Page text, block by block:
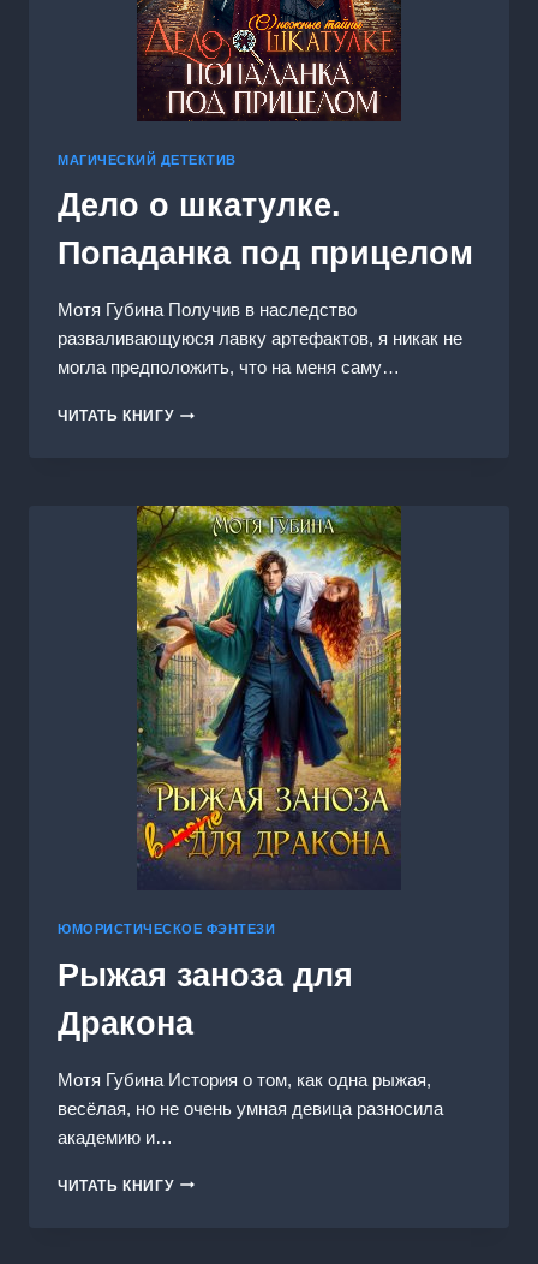
МАГИЧЕСКИЙ ДЕТЕКТИВ
Дело о шкатулке.
Попаданка под прицелом
Мотя Губина Получив в наследство
разваливающуюся лавку артефактов, я никак не
могла предположить, что на меня саму…
ЧИТАТЬ КНИГУДЕЛО
ПОД
ПРИЦЕЛОМ
ЮМОРИСТИЧЕСКОЕ ФЭНТЕЗИ
Рыжая заноза для
Дракона
Мотя Губина История о том, как одна рыжая,
весёлая, но не очень умная девица разносила
академию и…
ЧИТАТЬ КНИГУРЫЖАЯ